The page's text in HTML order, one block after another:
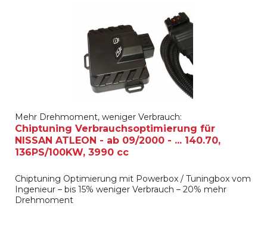
Mehr Drehmoment, weniger Verbrauch:
Chiptuning Verbrauchsoptimierung für
NISSAN ATLEON - ab 09/2000 - ... 140.70,
136PS/100KW, 3990 cc
Chiptuning Optimierung mit Powerbox / Tuningbox vom
Ingenieur – bis 15% weniger Verbrauch – 20% mehr
Drehmoment